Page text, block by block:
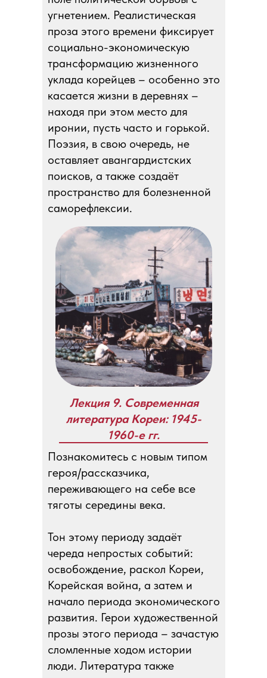
Лекция 9. Современная
литература Кореи: 1945-
1960-е гг.
угнетением. Реалистическая
проза этого времени фиксирует
социально-экономическую
трансформацию жизненного
уклада корейцев – особенно это
касается жизни в деревнях –
находя при этом место для
иронии, пусть часто и горькой.
Поэзия, в свою очередь, не
оставляет авангардистских
поисков, а также создаёт
пространство для болезненной
саморефлексии.
Познакомитесь с новым типом
героя/рассказчика,
переживающего на себе все
тяготы середины века.
Тон этому периоду задаёт
череда непростых событий:
освобождение, раскол Кореи,
Корейская война, а затем и
начало периода экономического
развития. Герои художественной
прозы этого периода – зачастую
сломленные ходом истории
люди. Литература также